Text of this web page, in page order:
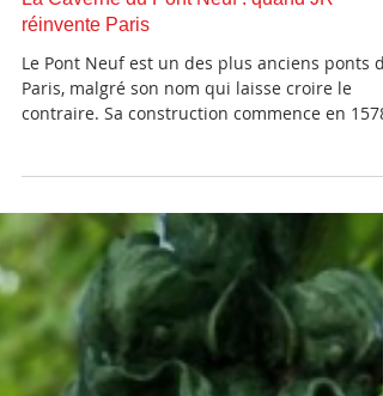
La Caverne du Pont Neuf : quand JR
réinvente Paris
Le Pont Neuf est un des plus anciens ponts de
Paris, malgré son nom qui laisse croire le
contraire. Sa construction commence en 1578
sous Henri III, mais elle est ensuite
interrompue par les guerres de religion. Le